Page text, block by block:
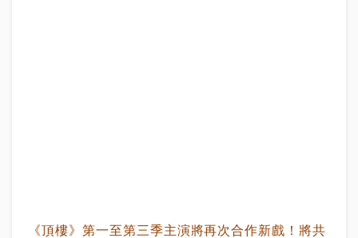
《頂樓》第一至第三季主演將再次合作新戲！將共